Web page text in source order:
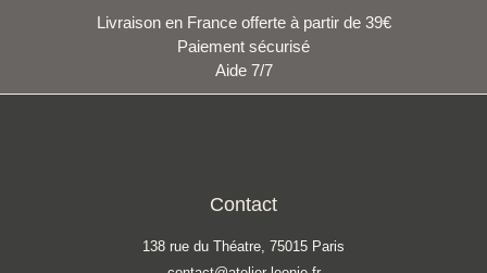
Livraison en France offerte à partir de 39€
Paiement sécurisé
Aide 7/7
Contact
138 rue du Théatre, 75015 Paris